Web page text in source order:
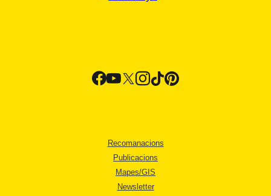
Recomanacions
Publicacions
Mapes/GIS
Newsletter